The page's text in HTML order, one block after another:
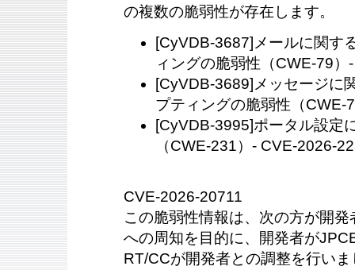
の複数の脆弱性が存在します。
[CyVDB-3687]メールに関す
ィングの脆弱性（CWE-79
[CyVDB-3689]メッセージに
プティングの脆弱性（CWE-
[CyVDB-3995]ポータル設定
（CWE-231）- CVE-2026-
CVE-2026-20711
この脆弱性情報は、次の方が開
への周知を目的に、開発者が
RT/CCが開発者との調整を行いま